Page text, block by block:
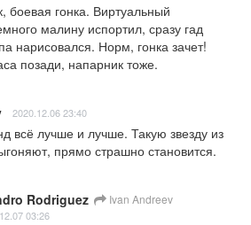
боевая гонка. Виртуальный
малину испортил, сразу гад
нарисовался. Норм, гонка зачет!
позади, напарник тоже.
2020.12.06 23:40
всё лучше и лучше. Такую звезду из
прямо страшно становится.
Rodriguez Ivan Andreev
03:26